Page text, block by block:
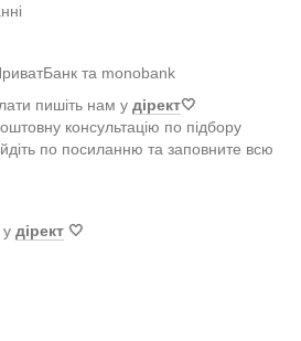
та monobank
пишіть нам у дірект🤍
консультацію по підбору
по посиланню та заповните всю
дірект 🤍